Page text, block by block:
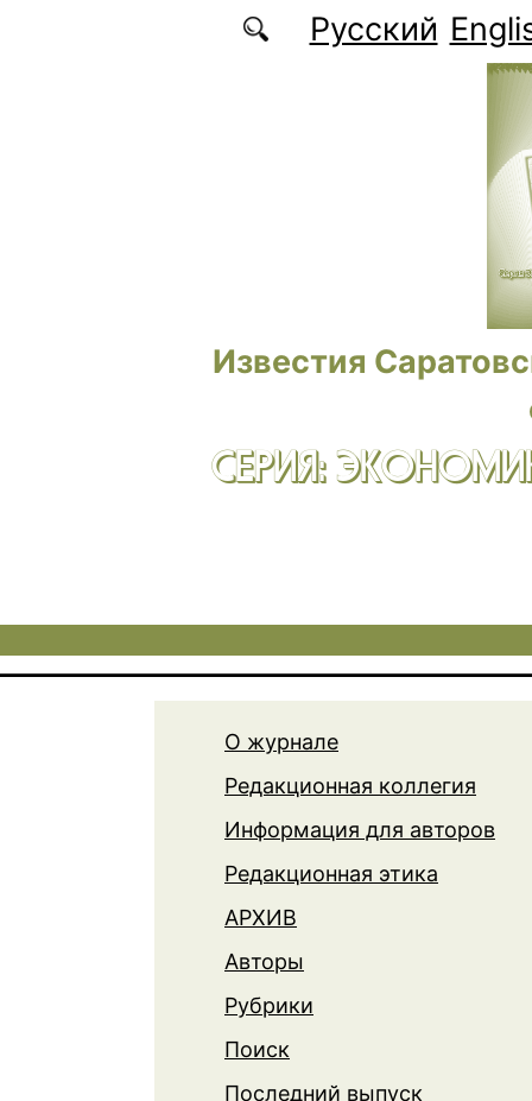
Перейти к основному содержаниюРусский
Известия
СЕРИЯ:
О журнале
Редакционная коллегия
Информация для авторов
Редакционная этика
АРХИВ
Авторы
Рубрики
Поиск
Последний выпуск